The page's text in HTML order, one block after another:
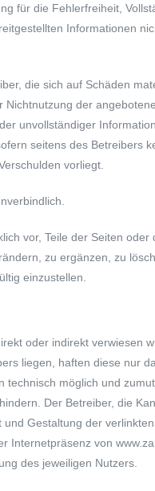
für die Fehlerfreiheit,
Informationen
die sich auf Schäden
der
unvollständiger
seitens des Betreibers
vorliegt.
vor, Teile der Seiten oder
zu ergänzen, zu
einzustellen.
oder indirekt verwiesen
liegen, haften diese nur
technisch möglich und
Der Betreiber, die
Gestaltung der
Internetpräsenz von
des jeweiligen Nutzers.